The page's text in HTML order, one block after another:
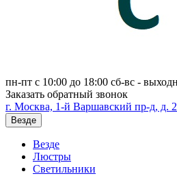
пн-пт с 10:00 до 18:00 сб-вс -
Заказать обратный звонок
г. Москва, 1-й Варшавский пр-д, д.
Везде
Везде
Люстры
Светильники